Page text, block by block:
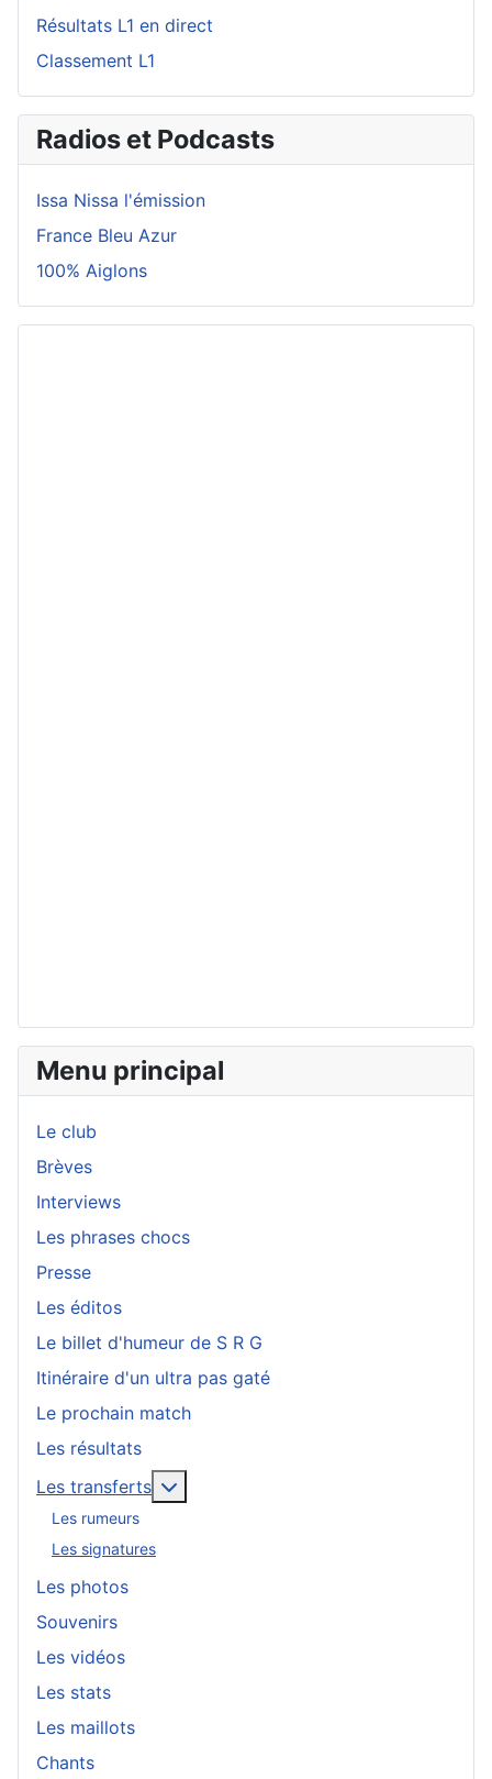
Résultats L1 en direct
Classement L1
Radios et Podcasts
Issa Nissa l'émission
France Bleu Azur
100% Aiglons
Menu principal
Le club
Brèves
Interviews
Les phrases chocs
Presse
Les éditos
Le billet d'humeur de S R G
Itinéraire d'un ultra pas gaté
Le prochain match
Les résultats
Les transferts
Les rumeurs
Les signatures
Les photos
Souvenirs
Les vidéos
Les stats
Les maillots
Chants